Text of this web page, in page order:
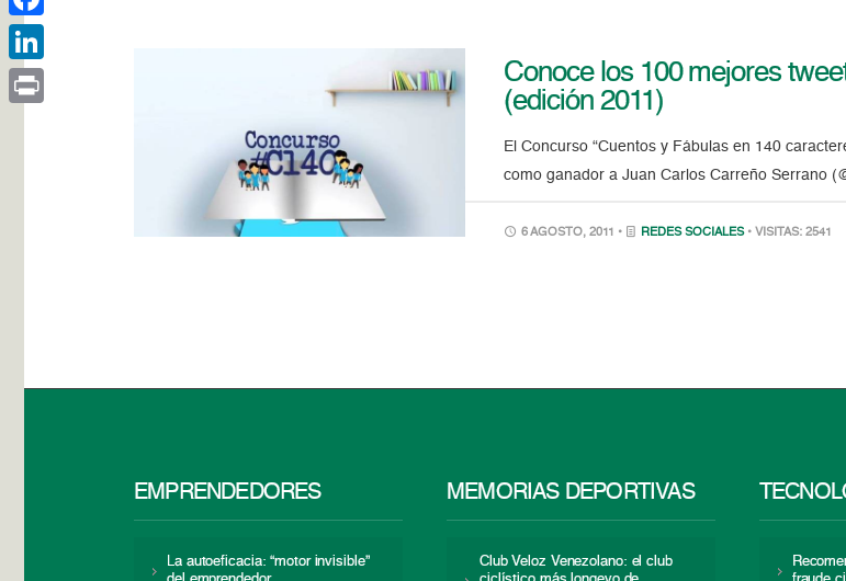
Conoce los 100 mejores
(edición 2011)
El Concurso “Cuentos y Fábulas en 140
como ganador a Juan Carlos Carreño Serrano
6 AGOSTO, 2011 • REDES SOCIALES • VISITAS: 2541
EMPRENDEDORES
La autoeficacia: “motor invisible”
MEMORIAS DEPORTIVAS
Club Veloz Venezolano: el club
Facebook
LinkedIn